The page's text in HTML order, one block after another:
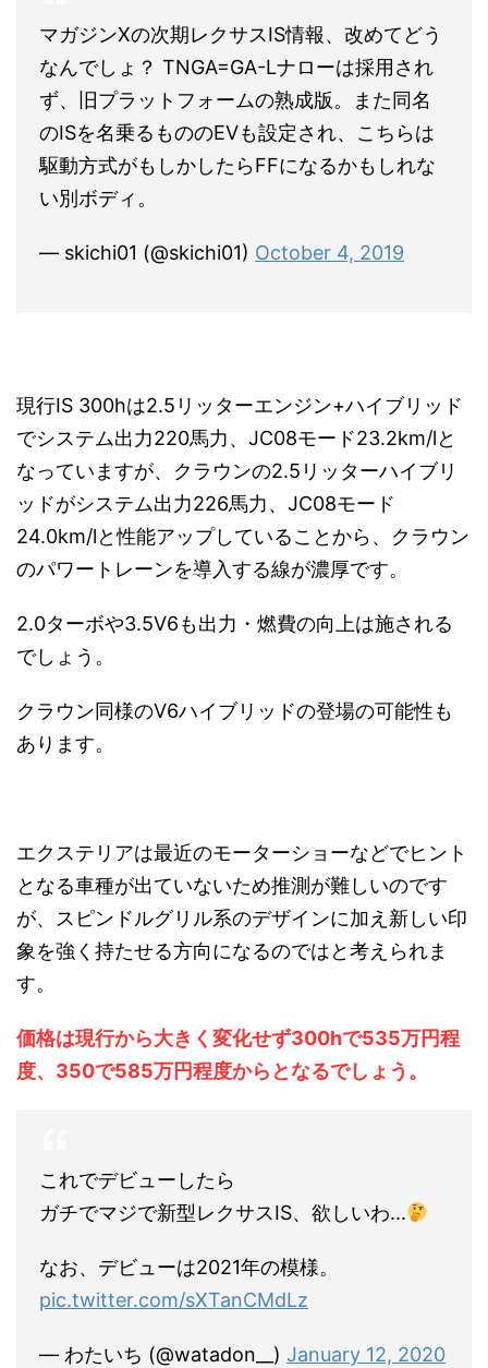
マガジンXの次期レクサスIS情報、改めてどう
なんでしょ？ TNGA=GA-Lナローは採用され
ず、旧プラットフォームの熟成版。また同名
のISを名乗るもののEVも設定され、こちらは
駆動方式がもしかしたらFFになるかもしれな
い別ボディ。
— skichi01 (@skichi01) October 4, 2019
現行IS 300hは2.5リッターエンジン+ハイブリッド
でシステム出力220馬力、JC08モード23.2km/lと
なっていますが、クラウンの2.5リッターハイブリ
ッドがシステム出力226馬力、JC08モード
24.0km/lと性能アップしていることから、クラウン
のパワートレーンを導入する線が濃厚です。
2.0ターボや3.5V6も出力・燃費の向上は施される
でしょう。
クラウン同様のV6ハイブリッドの登場の可能性も
あります。
エクステリアは最近のモーターショーなどでヒント
となる車種が出ていないため推測が難しいのです
が、スピンドルグリル系のデザインに加え新しい印
象を強く持たせる方向になるのではと考えられま
す。
価格は現行から大きく変化せず300hで535万円程
度、350で585万円程度からとなるでしょう。
これでデビューしたら
ガチでマジで新型レクサスIS、欲しいわ...
なお、デビューは2021年の模様。
pic.twitter.com/sXTanCMdLz
— わたいち (@watadon__) January 12, 2020